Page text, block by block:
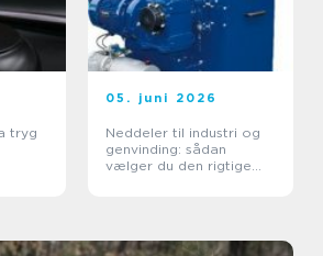
05. juni 2026
Neddeler til industri og
genvinding: sådan
vælger du den rigtige